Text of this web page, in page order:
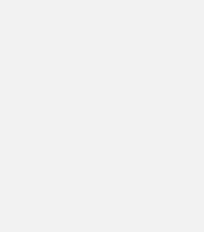
Stempel